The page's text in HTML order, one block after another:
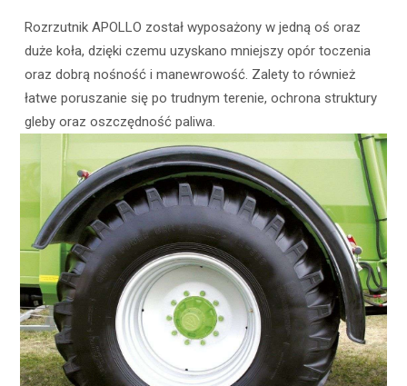
Masa [kg]
Rozrzutnik APOLLO został wyposażony w jedną oś oraz
duże koła, dzięki czemu uzyskano mniejszy opór toczenia
oraz dobrą nośność i manewrowość. Zalety to również
łatwe poruszanie się po trudnym terenie, ochrona struktury
gleby oraz oszczędność paliwa.